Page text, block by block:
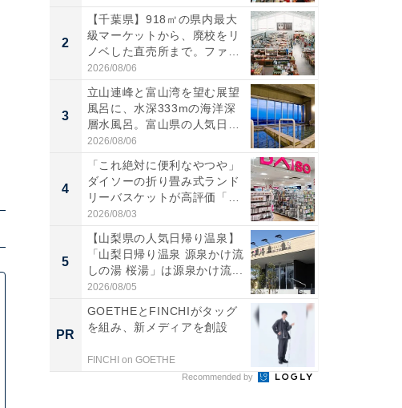
2
【千葉県】918㎡の県内最大
級マーケットから、廃校をリ
ノベした直売所まで。ファ
ー...
2026/08/06
3
立山連峰と富山湾を望む展望
風呂に、水深333mの海洋深
層水風呂。富山県の人気日
帰...
2026/08/06
4
「これ絶対に便利なやつや」
ダイソーの折り畳み式ランド
リーバスケットが高評価「使
わ...
2026/08/03
5
【山梨県の人気日帰り温泉】
「山梨日帰り温泉 源泉かけ流
しの湯 桜湯」は源泉かけ流...
2026/08/05
PR
GOETHEとFINCHIがタッグ
を組み、新メディアを創設
FINCHI on GOETHE
Recommended by